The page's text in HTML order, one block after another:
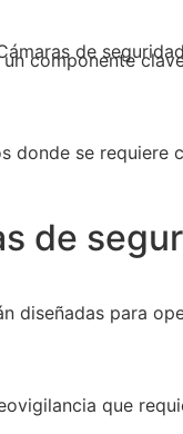
de
componente
donde se
de
diseñadas para
que